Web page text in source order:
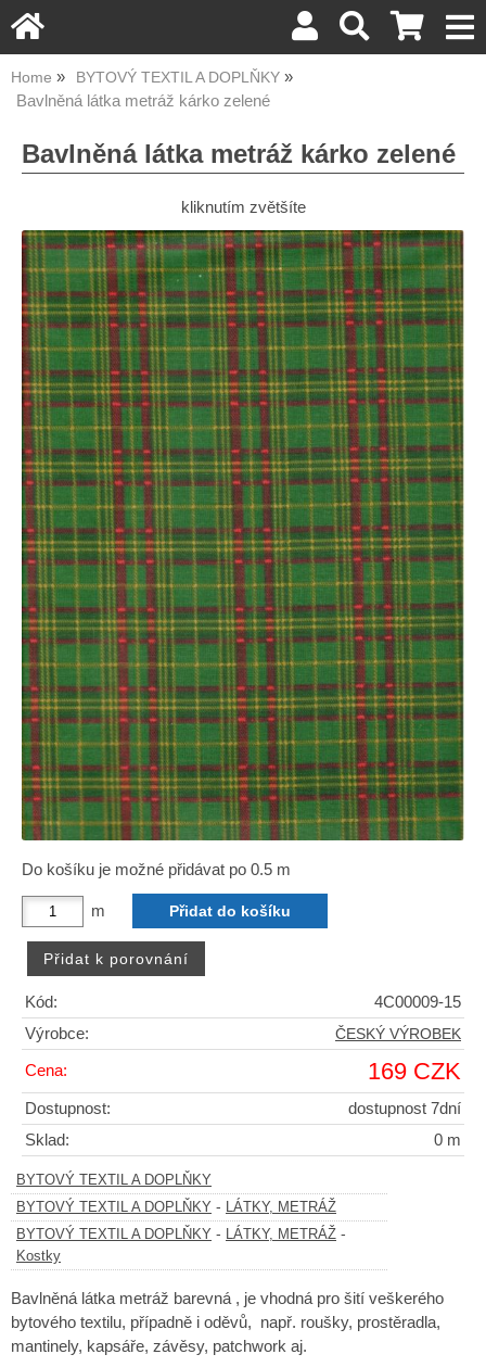
Home BYTOVÝ TEXTIL A DOPLŇKY
Bavlněná látka metráž kárko zelené
Bavlněná látka metráž kárko zelené
kliknutím zvětšíte
Do košíku je možné přidávat po 0.5 m
m
Kód:
4C00009-15
Výrobce:
ČESKÝ VÝROBEK
Cena: 169 CZK
Dostupnost:
dostupnost 7dní
Sklad:
0 m
BYTOVÝ TEXTIL A DOPLŇKY
BYTOVÝ TEXTIL A DOPLŇKY - LÁTKY, METRÁŽ
BYTOVÝ TEXTIL A DOPLŇKY - LÁTKY, METRÁŽ -
Kostky
Bavlněná látka metráž barevná , je vhodná pro šití veškerého
bytového textilu, případně i oděvů, např. roušky, prostěradla,
mantinely, kapsáře, závěsy, patchwork aj.